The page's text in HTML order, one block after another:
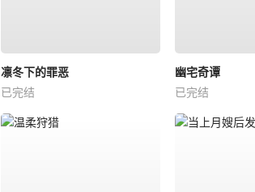
凛冬下的罪恶
已完结
幽宅奇谭
已完结